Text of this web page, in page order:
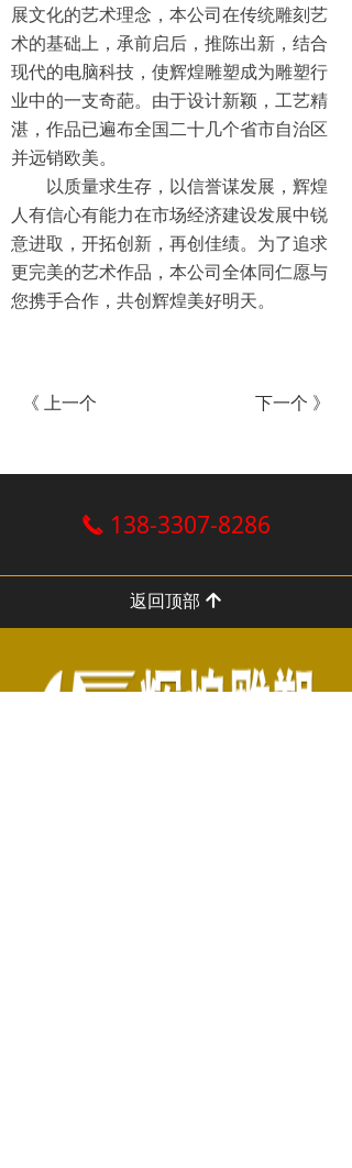
展文化的艺术理念，本公司在传统雕刻艺
术的基础上，承前启后，推陈出新，结合
现代的电脑科技，使辉煌雕塑成为雕塑行
业中的一支奇葩。由于设计新颖，工艺精
湛，作品已遍布全国二十几个省市自治区
并远销欧美。
以质量求生存，以信誉谋发展，辉煌
人有信心有能力在市场经济建设发展中锐
意进取，开拓创新，再创佳绩。为了追求
更完美的艺术作品，本公司全体同仁愿与
您携手合作，共创辉煌美好明天。
《 上一个 下一个 》
返回顶部 녕
끅 138-3307-8286